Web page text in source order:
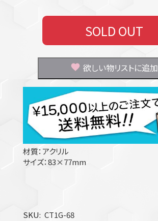
SOLD OUT
欲しい物リストに追加
材質：アクリル
サイズ：83×77mm
SKU CT1G-68